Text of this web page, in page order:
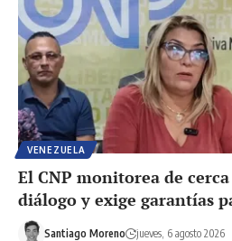
VENEZUELA
El CNP monitorea de
diálogo y exige garantías
Santiago Moreno jueves, 6 agosto 2026